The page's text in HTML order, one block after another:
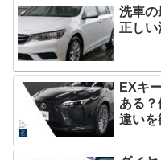
最近の投稿
洗車の
正し